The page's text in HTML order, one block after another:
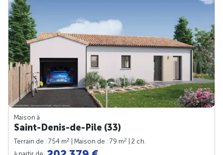
Maison à
Saint-Denis-de-Pile (33)
Terrain de : 754 m2 | Maison de : 79 m2
| 2 ch.
à partir de